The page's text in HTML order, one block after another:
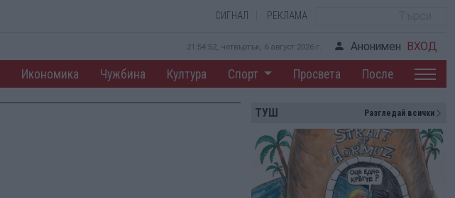
СИГНАЛ РЕКЛАМА
21:54:52, четвъртък, 6 август 2026 г. Анонимен ВХОД
Икономика Чужбина Култура Спорт Просвета После
ТУШ Разгледай всички